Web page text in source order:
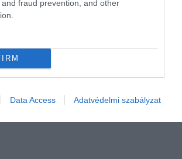
fraud prevention, and other
Data Access Adatvédelmi szabályzat
záporokra számítani, majd szerdától
szokásosnál magasabb